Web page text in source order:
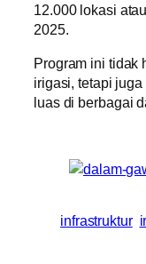
12.000 lokasi
2025.
Program ini tidak
irigasi, tetapi
luas di berbagai
infrastruktur